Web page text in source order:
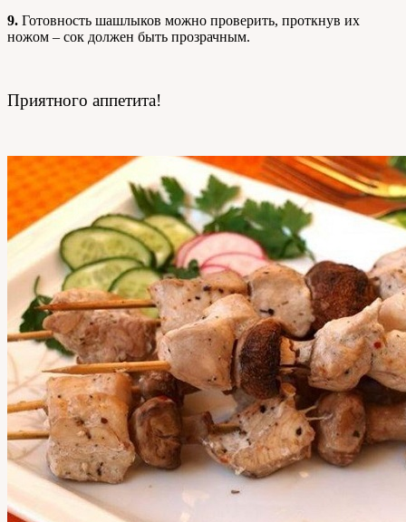
9. Готовность шашлыков можно проверить, проткнув их
ножом – сок должен быть прозрачным.
Приятного аппетита!